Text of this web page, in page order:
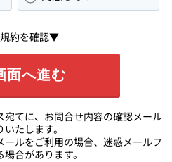
約を確認▼
てに、お問合せ内容の確認メール
たします。
ルをご利用の場合、迷惑メールフ
合があります。